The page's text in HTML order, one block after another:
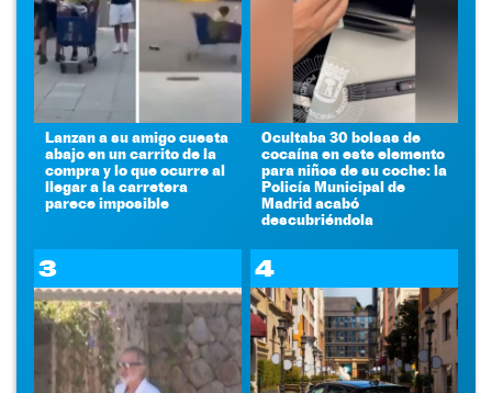
Lanzan a su amigo cuesta
abajo en un carrito de la
compra y lo que ocurre al
llegar a la carretera
parece imposible
Ocultaba 30 bolsas de
cocaína en este elemento
para niños de su coche: la
Policía Municipal de
Madrid acabó
descubriéndola
3 4